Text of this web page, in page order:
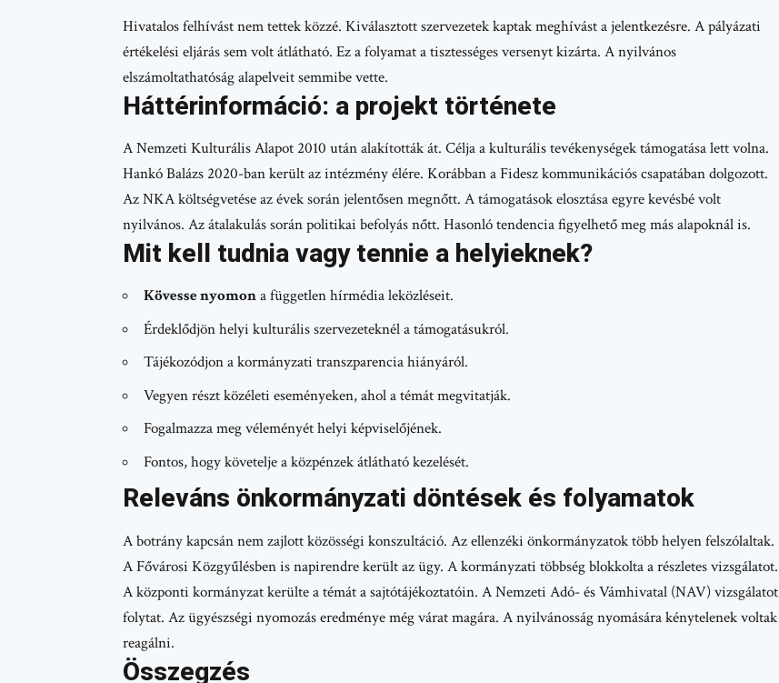
Hivatalos felhívást nem tettek közzé. Kiválasztott szervezetek kaptak meghívást a jelentkezésre. A pályázati
értékelési eljárás sem volt átlátható. Ez a folyamat a tisztességes versenyt kizárta. A nyilvános
elszámoltathatóság alapelveit semmibe vette.
Háttérinformáció: a projekt története
A Nemzeti Kulturális Alapot 2010 után alakították át. Célja a kulturális tevékenységek támogatása lett volna.
Hankó Balázs 2020-ban került az intézmény élére. Korábban a Fidesz kommunikációs csapatában dolgozott.
Az NKA költségvetése az évek során jelentősen megnőtt. A támogatások elosztása egyre kevésbé volt
nyilvános. Az átalakulás során politikai befolyás nőtt. Hasonló tendencia figyelhető meg más alapoknál is.
Mit kell tudnia vagy tennie a helyieknek?
Kövesse nyomona független hírmédia leközléseit.
Érdeklődjön helyi kulturális szervezeteknél a támogatásukról.
Tájékozódjon a kormányzati transzparencia hiányáról.
Vegyen részt közéleti eseményeken, ahol a témát megvitatják.
Fogalmazza meg véleményét helyi képviselőjének.
Fontos, hogy követelje a közpénzek átlátható kezelését.
Releváns önkormányzati döntések és folyamatok
A botrány kapcsán nem zajlott közösségi konszultáció. Az ellenzéki önkormányzatok több helyen felszólaltak.
A Fővárosi Közgyűlésben is napirendre került az ügy. A kormányzati többség blokkolta a részletes vizsgálatot.
A központi kormányzat kerülte a témát a sajtótájékoztatóin. A Nemzeti Adó- és Vámhivatal (NAV) vizsgálatot
folytat. Az ügyészségi nyomozás eredménye még várat magára. A nyilvánosság nyomására kénytelenek voltak
reagálni.
Összegzés